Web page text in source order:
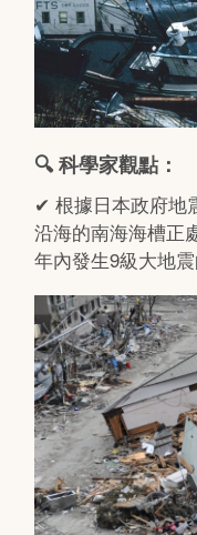
🔍 科學家觀點：
✔ 根據日本政府地
沿海的南海海槽正
年內發生9級大地